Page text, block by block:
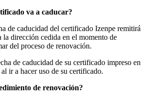
va a caducar?
de caducidad del certificado Izenpe remitirá
la dirección cedida en el momento de
del proceso de renovación.
de caducidad de su certificado impreso en
ir a hacer uso de su certificado.
de renovación?